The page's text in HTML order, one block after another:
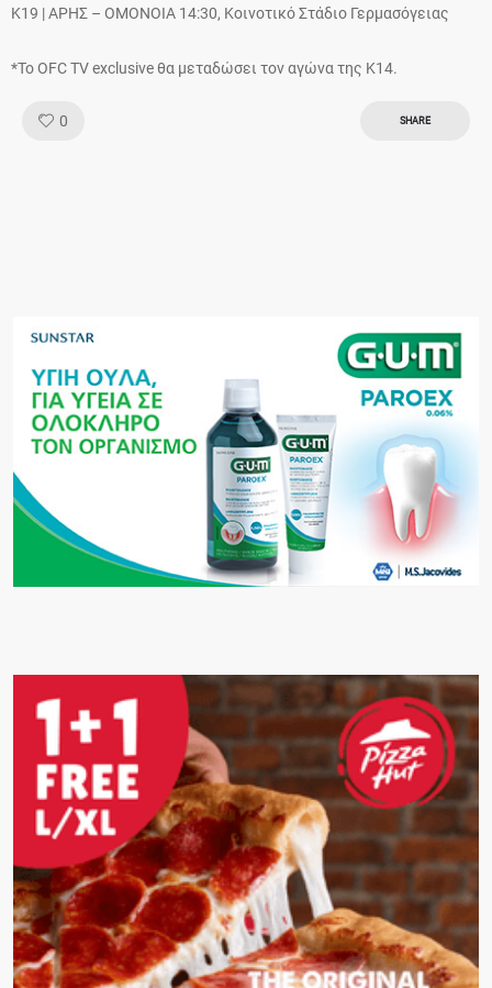
K19 | ΑΡΗΣ – ΟΜΟΝΟΙΑ 14:30, Κοινοτικό Στάδιο Γερμασόγειας
*To OFC TV exclusive θα μεταδώσει τον αγώνα της Κ14.
0 SHARE